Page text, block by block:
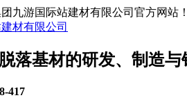
九游国际站建材有限公司官方网站
落基材的研发、制造与
417